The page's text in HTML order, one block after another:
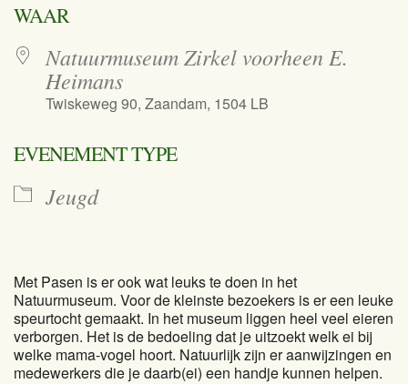
WAAR
Natuurmuseum Zirkel voorheen E.
Heimans
Twiskeweg 90, Zaandam, 1504 LB
EVENEMENT TYPE
Jeugd
Met Pasen is er ook wat leuks te doen in het
Natuurmuseum. Voor de kleinste bezoekers is er een leuke
speurtocht gemaakt. In het museum liggen heel veel eieren
verborgen. Het is de bedoeling dat je uitzoekt welk ei bij
welke mama-vogel hoort. Natuurlijk zijn er aanwijzingen en
medewerkers die je daarb(ei) een handje kunnen helpen.